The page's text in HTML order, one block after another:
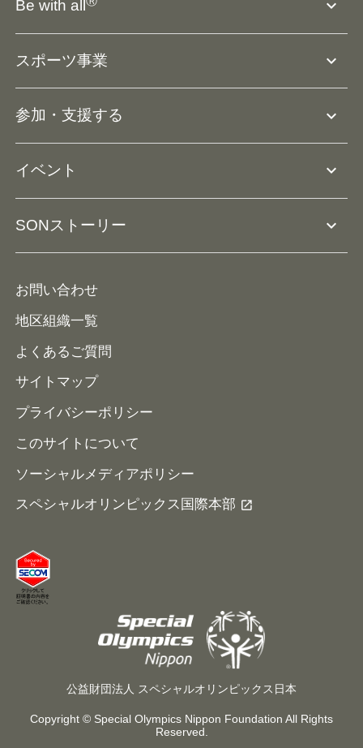
役員等一覧
リソースページ
Be with all expand_more
スポーツ事業 expand_more
ユニファイドスクール
参加・支援する expand_more
コーチとして参加
イベント expand_more
ナショナルゲームについて
SONストーリー expand_more
メディア
お問い合わせ
地区組織一覧
よくあるご質問
サイトマップ
プライバシーポリシー
このサイトについて
ソーシャルメディアポリシー
スペシャルオリンピックス国際本部
公益財団法人 スペシャルオリンピックス日本
Copyright © Special Olympics Nippon Foundation All Rights
Reserved.